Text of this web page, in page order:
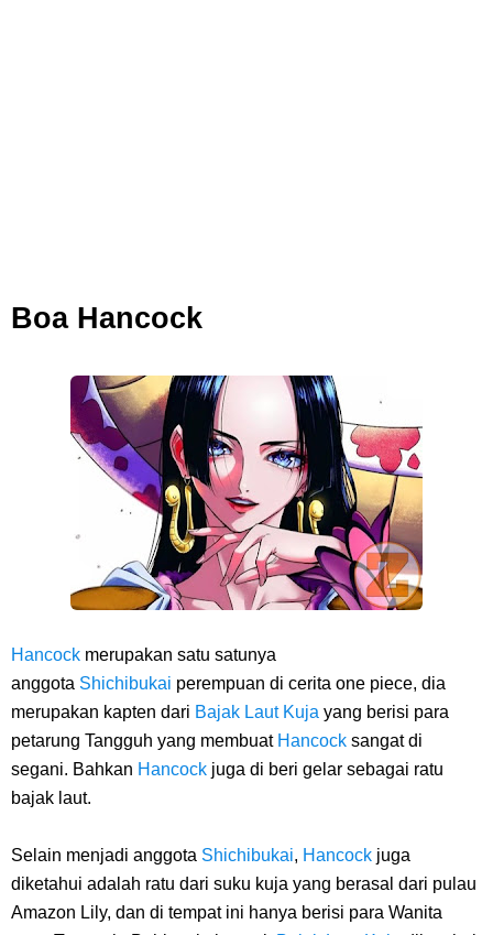
Bersama Keluarga
Arti Bendera Seychelles, Negara Kepulauan Yang Terletak Di
Samudra Hindia
Cara Bayar Akulaku Lewat Gopay, Sangat Mudah Dan Tidak Ribet
Sama Sekali
7 Fakta Queen One Piece, All Star Yang Jadi Penanggung Jawab
Profil Washifa Assegaf, Pemeran Aurel Pada Sinetron Merangkai
Kisah Indah
Boa Hancock
Hancock merupakan satu satunya
anggota Shichibukai perempuan di cerita one piece, dia
merupakan kapten dari Bajak Laut Kuja yang berisi para
petarung Tangguh yang membuat Hancock sangat di
segani. Bahkan Hancock juga di beri gelar sebagai ratu
bajak laut.
Selain menjadi anggota Shichibukai, Hancock juga
diketahui adalah ratu dari suku kuja yang berasal dari pulau
Amazon Lily, dan di tempat ini hanya berisi para Wanita